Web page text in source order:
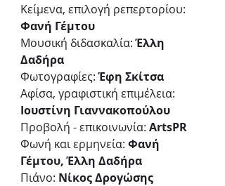
Κείμενα, επιλογή ρεπερτορίου:
Φανή Γέμτου
Μουσική διδασκαλία: Έλλη
Δαδήρα
Φωτογραφίες: Έφη Σκίτσα
Αφίσα, γραφιστική επιμέλεια:
Ιουστίνη Γιαννακοπούλου
Προβολή - επικοινωνία: ArtsPR
Φωνή και ερμηνεία: Φανή
Γέμτου, Έλλη Δαδήρα
Πιάνο: Νίκος Δρογώσης